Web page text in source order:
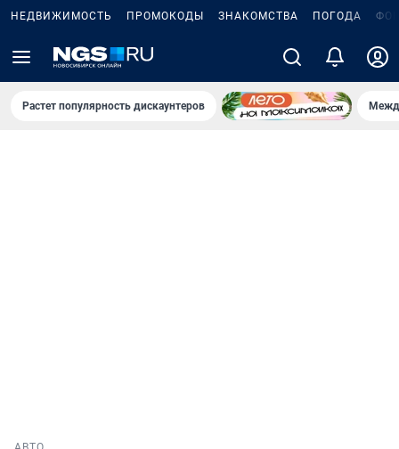
НЕДВИЖИМОСТЬ ПРОМОКОДЫ ЗНАКОМСТВА ПОГОДА
Растет популярность дискаунтеров